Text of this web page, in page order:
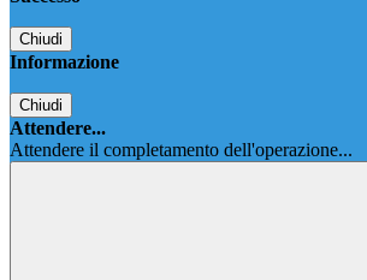
Chiudi
Informazione
Chiudi
Attendere...
Attendere il completamento dell'operazione...